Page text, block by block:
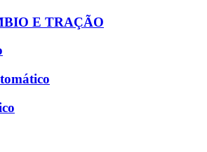
E TRAÇÃO